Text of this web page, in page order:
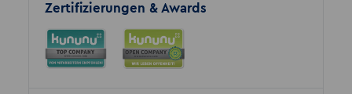
Zertifizierungen & Awards